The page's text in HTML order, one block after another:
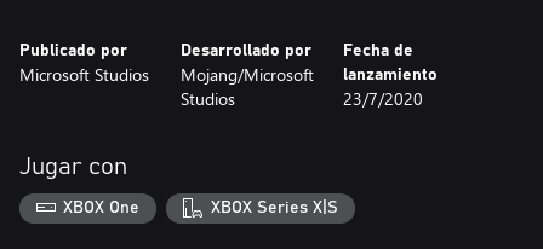
Publicado por
Microsoft Studios
Desarrollado por
Mojang/Microsoft
Studios
Fecha de
lanzamiento
23/7/2020
Jugar con
XBOX One XBOX Series X|S